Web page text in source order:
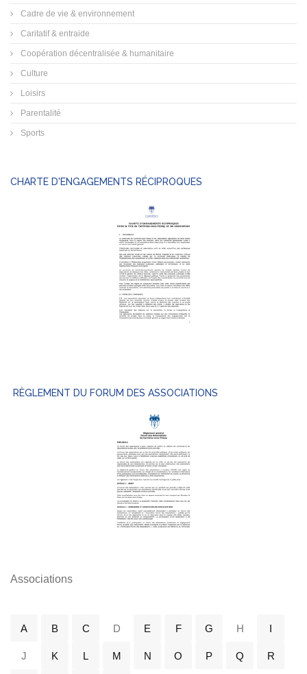
Cadre de vie & environnement
Caritatif & entraide
Coopération décentralisée & humanitaire
Culture
Loisirs
Parentalité
Sports
CHARTE D'ENGAGEMENTS RÉCIPROQUES
RÈGLEMENT DU FORUM DES ASSOCIATIONS
Associations
A B C D E F G H I
J K L M N O P Q R